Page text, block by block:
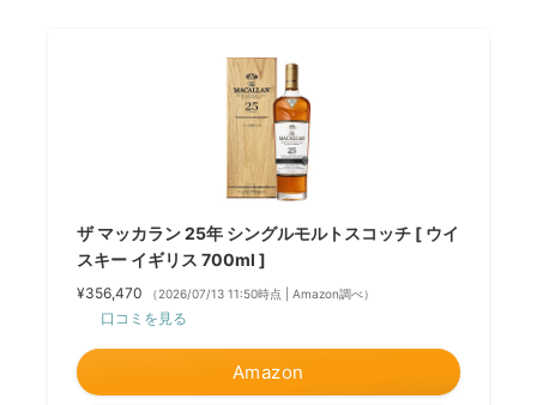
ザ マッカラン 25年 シングルモルトスコッチ [ ウイ
スキー イギリス 700ml ]
¥356,470 （2026/07/13 11:50時点 | Amazon調べ）
口コミを見る
Amazon